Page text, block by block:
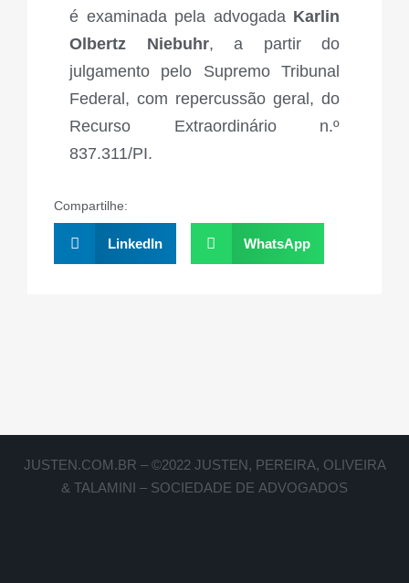
é examinada pela advogada Karlin
Olbertz Niebuhr, a partir do
julgamento pelo Supremo Tribunal
Federal, com repercussão geral, do
Recurso Extraordinário n.º
837.311/PI.
Compartilhe:
LinkedIn WhatsApp
JUSTEN.COM.BR – ©2022 JUSTEN, PEREIRA, OLIVEIRA
& TALAMINI – SOCIEDADE DE ADVOGADOS